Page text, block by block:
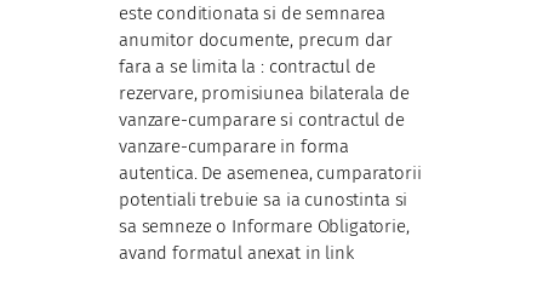
este conditionata si de semnarea
anumitor documente, precum dar
fara a se limita la : contractul de
rezervare, promisiunea bilaterala de
vanzare-cumparare si contractul de
vanzare-cumparare in forma
autentica. De asemenea, cumparatorii
potentiali trebuie sa ia cunostinta si
sa semneze o Informare Obligatorie,
avand formatul anexat in link